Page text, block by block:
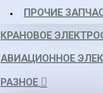
ПРОЧИЕ
КРАНОВОЕ
АВИАЦИОННОЕ
РАЗНОЕ